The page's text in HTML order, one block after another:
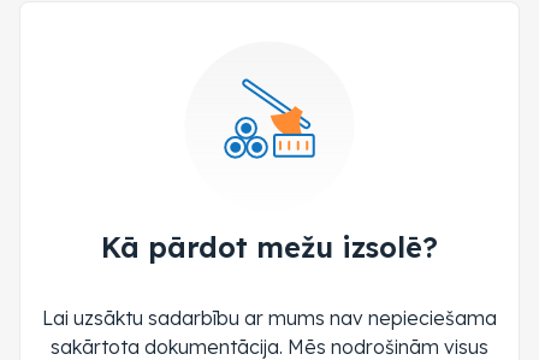
Kā pārdot mežu izsolē?
Lai uzsāktu sadarbību ar mums nav nepieciešama
sakārtota dokumentācija. Mēs nodrošinām visus